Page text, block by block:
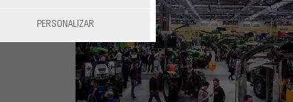
PERSONALIZAR